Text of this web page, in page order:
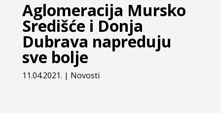
Aglomeracija Mursko
Središće i Donja
Dubrava napreduju
sve bolje
11.04.2021. | Novosti